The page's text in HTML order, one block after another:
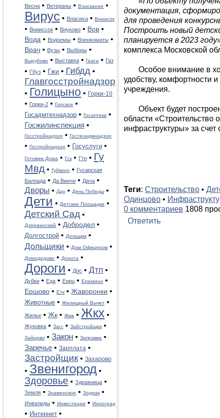
Весна • Ветераны • Взыскание •
Вирус • Власиха • Вниисок
• Внииссок • Внуково • Вов •
Вода • Водоемы • Военкоматы •
Врач • Вузы • Выборы •
Вырубово • Выставка • Гаага • Газ
• Гбуз • Гжи • Гибдд •
Главгосстройнадзор
• Голицыно • Горки-10
• Горки-2 • Горское •
Госадмтехнадзор • Госаптека •
Госжилинспекция •
Госстройнадзор • Гостехадмнадзор
• Гостройнадзор • Госуслуги •
Готовим Дома • Гск • Гто • Гу
Мвд • Губкино • Гусарская
Баллада • Да Винчи • Дача •
Дворы • Дду • День Победы •
Дети • Детские Площадки •
Детский Сад •
Дзержинский • Добродел •
Долгострой • Дольщик •
Дольщики • Дом Офицеров •
Домодедово • Дорога •
Дороги • Дпс • Дтп •
Дубки • Еда • Еирц • Еремино •
Ершово • Етк • Жаворонки •
Животные • Жилищный Вычет •
Жилье • Жк • Жкж • Жкх •
Жуковка • Загс • Зайстройщик •
Зайцево • Закон • Заправка •
Заречье • Зарплата •
Застройщик • Захарово
• Звенигород •
Здоровье • Здравница •
Земля • Знаменское • Зодиак •
Инвалиды • Инвестиции • Инноград
• Интернет •
документация,
для проведения
Построить новый
планируется в 2023
комплекса Московской
Особое внимание в
удобству, комфортности
учреждения.
Объект будет
области «Строительство
инфраструктуры» за
Теги: Строительство •
Одинцово •
0 комментариев 1808
Ответить